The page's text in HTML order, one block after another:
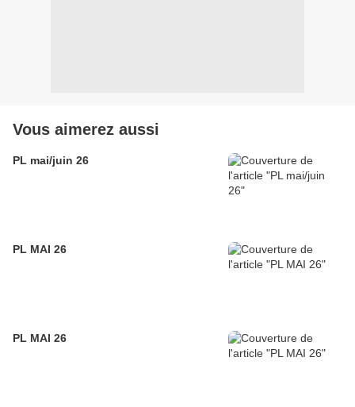
Vous aimerez aussi
PL mai/juin 26
PL MAI 26
PL MAI 26